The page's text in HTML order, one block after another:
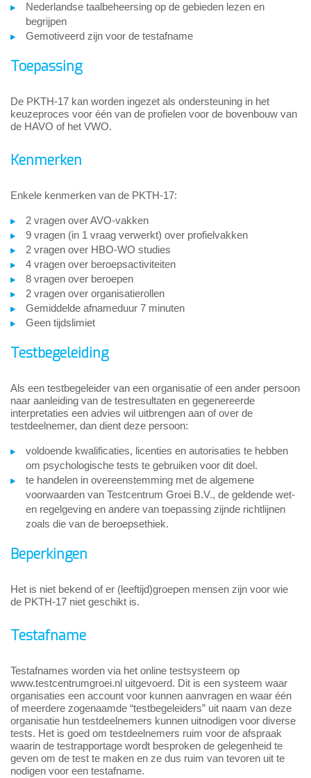
Nederlandse taalbeheersing op de gebieden lezen en
begrijpen
Gemotiveerd zijn voor de testafname
Toepassing
De PKTH-17 kan worden ingezet als ondersteuning in het
keuzeproces voor één van de profielen voor de bovenbouw van
de HAVO of het VWO.
Kenmerken
Enkele kenmerken van de PKTH-17:
2 vragen over AVO-vakken
9 vragen (in 1 vraag verwerkt) over profielvakken
2 vragen over HBO-WO studies
4 vragen over beroepsactiviteiten
8 vragen over beroepen
2 vragen over organisatierollen
Gemiddelde afnameduur 7 minuten
Geen tijdslimiet
Testbegeleiding
Als een testbegeleider van een organisatie of een ander persoon
naar aanleiding van de testresultaten en gegenereerde
interpretaties een advies wil uitbrengen aan of over de
testdeelnemer, dan dient deze persoon:
voldoende kwalificaties, licenties en autorisaties te hebben
om psychologische tests te gebruiken voor dit doel.
te handelen in overeenstemming met de algemene
voorwaarden van Testcentrum Groei B.V., de geldende wet-
en regelgeving en andere van toepassing zijnde richtlijnen
zoals die van de beroepsethiek.
Beperkingen
Het is niet bekend of er (leeftijd)groepen mensen zijn voor wie
de PKTH-17 niet geschikt is.
Testafname
Testafnames worden via het online testsysteem op
www.testcentrumgroei.nl uitgevoerd. Dit is een systeem waar
organisaties een account voor kunnen aanvragen en waar één
of meerdere zogenaamde “testbegeleiders” uit naam van deze
organisatie hun testdeelnemers kunnen uitnodigen voor diverse
tests. Het is goed om testdeelnemers ruim voor de afspraak
waarin de testrapportage wordt besproken de gelegenheid te
geven om de test te maken en ze dus ruim van tevoren uit te
nodigen voor een testafname.